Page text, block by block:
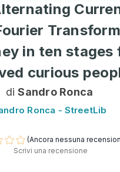
in ten stages
curious
diSandro Ronca
Ronca - StreetLib
(Ancora nessuna
Scrivi una recensione